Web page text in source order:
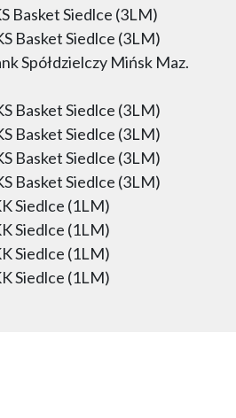
Basket Siedlce (3LM)
Basket Siedlce (3LM)
Spółdzielczy Mińsk Maz.
Basket Siedlce (3LM)
Basket Siedlce (3LM)
Basket Siedlce (3LM)
Basket Siedlce (3LM)
Siedlce (1LM)
Siedlce (1LM)
Siedlce (1LM)
Siedlce (1LM)